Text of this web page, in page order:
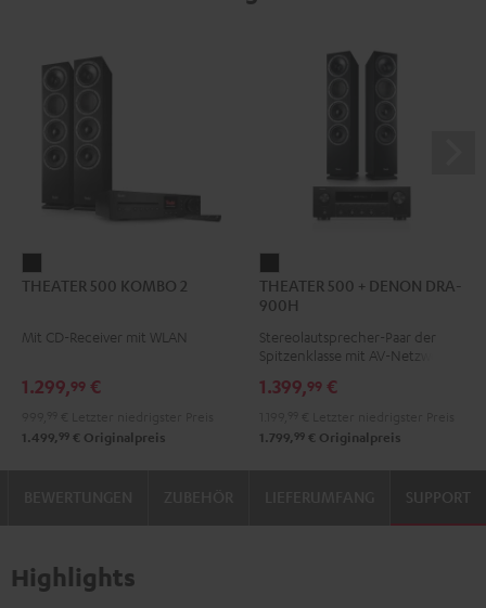
500
2
THEATER 500 KOMBO 2
Mit CD-Receiver mit WLAN
1.299,99 €
1.499, 99 € Originalpreis
500
+
DENON
900H
THEATER 500 + DENON DRA-
900H
Stereolautsprecher-Paar der
Spitzenklasse mit AV-Netzwerk-
1.399,99 €
1.799, 99 € Originalpreis
SUPPORT
Highlights